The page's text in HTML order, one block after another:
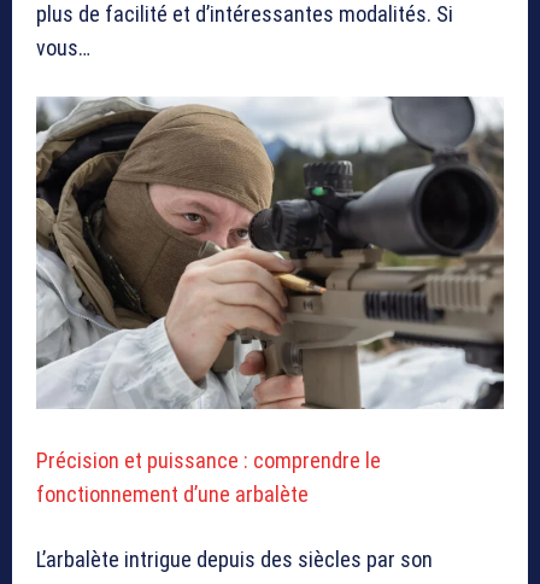
plus de facilité et d’intéressantes modalités. Si
vous…
Précision et puissance : comprendre le
fonctionnement d’une arbalète
L’arbalète intrigue depuis des siècles par son